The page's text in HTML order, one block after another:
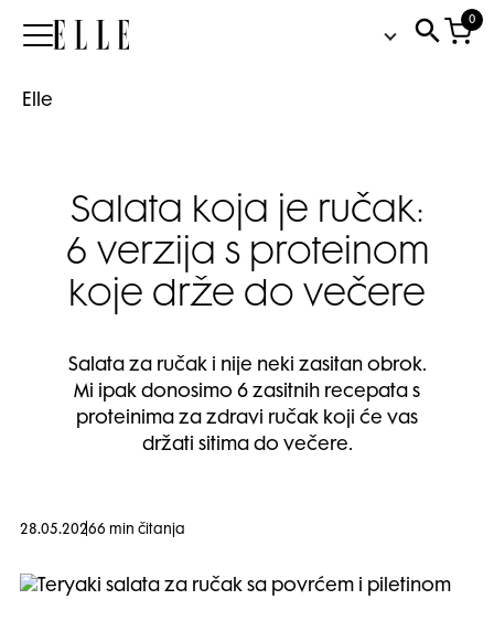
Elle
0
Elle
Salata koja je ručak:
6 verzija s proteinom
koje drže do večere
Salata za ručak i nije neki zasitan obrok.
Mi ipak donosimo 6 zasitnih recepata s
proteinima za zdravi ručak koji će vas
držati sitima do večere.
28.05.20266 min čitanja